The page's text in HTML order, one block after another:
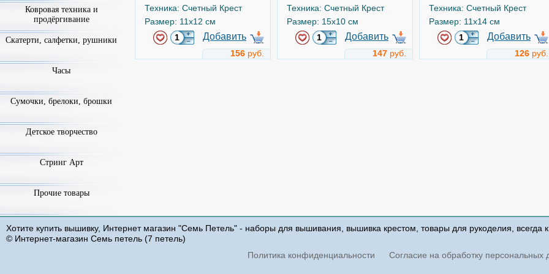
Техника: Счетный Крест
Размер: 11x12 см
Добавить
156 руб.
Техника: Счетный Крест
Размер: 15x10 см
Добавить
147 руб.
Техника: Счетный Крест
Размер: 11x14 см
Добавить
126 руб.
Чудесная игла
Техника: Счетный Крест
Размер: 13x13 см
Чудесная игла
Техника: Счетный Крест
Добавить
Чудесная игла
Техника: Счетный Крест
Добавить
Ковровая техника и
продёргивание
Скатерти, салфетки, рушники
Часы
Сумочки, брелоки, брошки
Детское творчество
Стринг Арт
Прочие товары
Хотите купить вышивку, Интернет магазин "Семь Петель" - наборы для вышивания, вышивка крестом, товары для рукоделия, всегда
© Интернет-магазин Семь петель (7 петель)
Политика конфиденциальности
Согласие на обработку персональных